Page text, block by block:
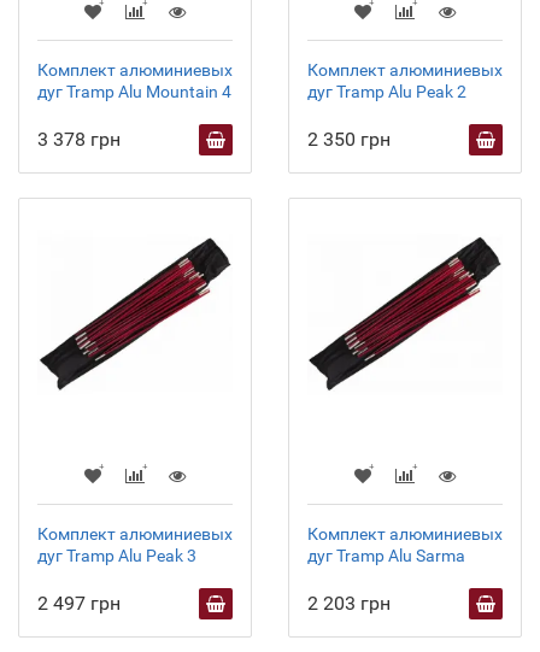
Комплект алюминиевых
дуг Tramp Alu Mountain 4
3 378 грн
Комплект алюминиевых
дуг Tramp Alu Peak 2
2 350 грн
Комплект алюминиевых
дуг Tramp Alu Peak 3
2 497 грн
Комплект алюминиевых
дуг Tramp Alu Sarma
2 203 грн